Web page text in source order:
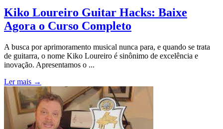
Kiko Loureiro Guitar Hacks: Baixe
Agora o Curso Completo
A busca por aprimoramento musical nunca para, e quando se trata
de guitarra, o nome Kiko Loureiro é sinônimo de excelência e
inovação. Apresentamos o ...
Ler mais →